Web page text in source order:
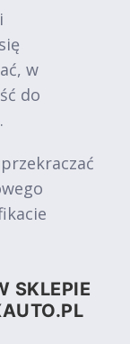
w
do
SKLEPIE